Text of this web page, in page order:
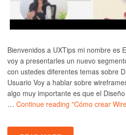
Bienvenidos a UXTips mi nombre es
voy a presentarles un nuevo
con ustedes diferentes temas sobre
Usuario Voy a hablar sobre
algo muy importante es que el
… Continue reading "Cómo crear